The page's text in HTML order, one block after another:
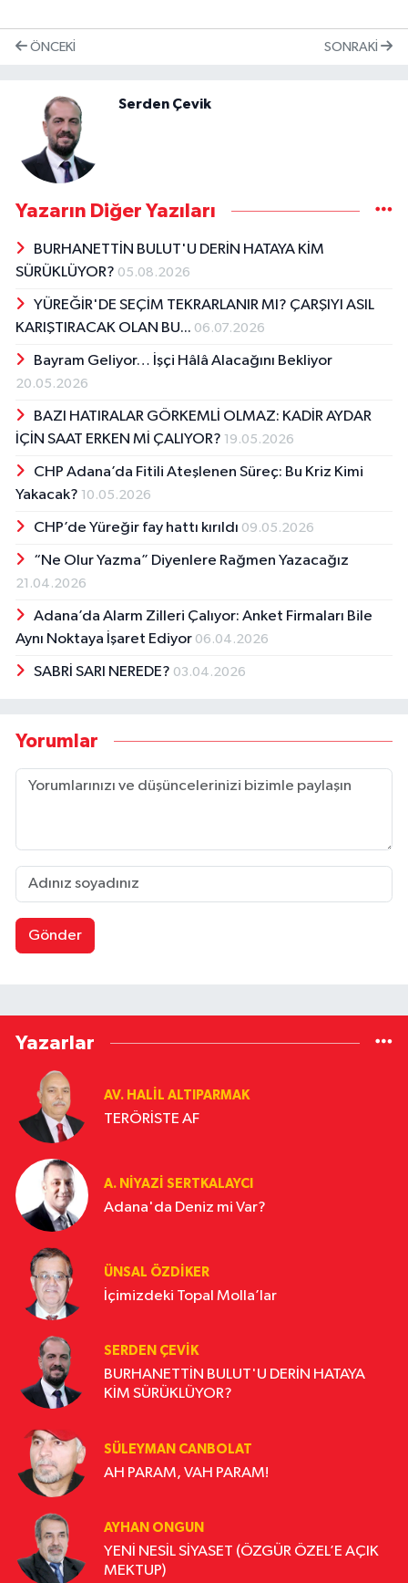
ÖNCEKI SONRAKI
Serden Çevik
Yazarın Diğer Yazıları
BURHANETTİN BULUT'U DERİN HATAYA KİM
SÜRÜKLÜYOR? 05.08.2026
YÜREĞİR'DE SEÇİM TEKRARLANIR MI? ÇARŞIYI ASIL
KARIŞTIRACAK OLAN BU... 06.07.2026
Bayram Geliyor… İşçi Hâlâ Alacağını Bekliyor
20.05.2026
BAZI HATIRALAR GÖRKEMLİ OLMAZ: KADİR AYDAR
İÇİN SAAT ERKEN Mİ ÇALIYOR? 19.05.2026
CHP Adana’da Fitili Ateşlenen Süreç: Bu Kriz Kimi
Yakacak? 10.05.2026
CHP’de Yüreğir fay hattı kırıldı 09.05.2026
“Ne Olur Yazma” Diyenlere Rağmen Yazacağız
21.04.2026
Adana’da Alarm Zilleri Çalıyor: Anket Firmaları Bile
Aynı Noktaya İşaret Ediyor 06.04.2026
SABRİ SARI NEREDE? 03.04.2026
Yorumlar
Gönder
Yazarlar
AV. HALIL ALTIPARMAK
TERÖRİSTE AF
A. NIYAZI SERTKALAYCI
Adana'da Deniz mi Var?
ÜNSAL ÖZDIKER
İçimizdeki Topal Molla’lar
SERDEN ÇEVIK
BURHANETTİN BULUT'U DERİN HATAYA
KİM SÜRÜKLÜYOR?
SÜLEYMAN CANBOLAT
AH PARAM, VAH PARAM!
AYHAN ONGUN
YENİ NESİL SİYASET (ÖZGÜR ÖZEL’E AÇIK
MEKTUP)